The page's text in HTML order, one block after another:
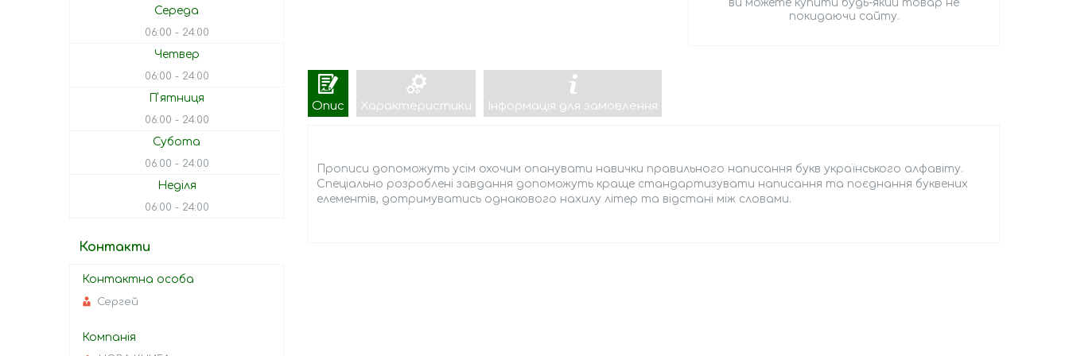
ви можете купити будь-який товар не
покидаючи сайту.
Опис Характеристики Інформація для замовлення
Прописи допоможуть усім охочим опанувати навички правильного написання букв українського алфавіту.
Спеціально розроблені завдання допоможуть краще стандартизувати написання та поєднання буквених
елементів, дотримуватись однакового нахилу літер та відстані між словами.
Середа
06:00 24:00
Четвер
06:00 24:00
Пʼятниця
06:00 24:00
Субота
06:00 24:00
Неділя
06:00 24:00
Контакти
Сергей